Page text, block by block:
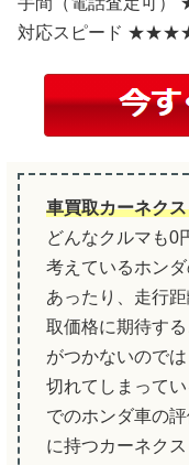
対応スピード
車買取カーネク
どんなクルマも0
考えているホン
あったり、走行
取価格に期待す
がつかないので
切れてしまって
でのホンダ車の
に持つカーネク